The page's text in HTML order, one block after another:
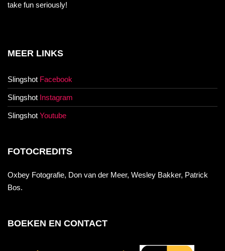
take fun seriously!
MEER LINKS
Slingshot Facebook
Slingshot Instagram
Slingshot Youtube
FOTOCREDITS
Oxbey Fotografie, Don van der Meer, Wesley Bakker, Patrick
Bos.
BOEKEN EN CONTACT